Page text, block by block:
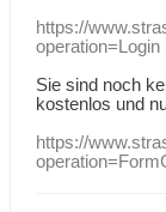
https://
operation=Login
Sie sind noch
kostenlos und
https://